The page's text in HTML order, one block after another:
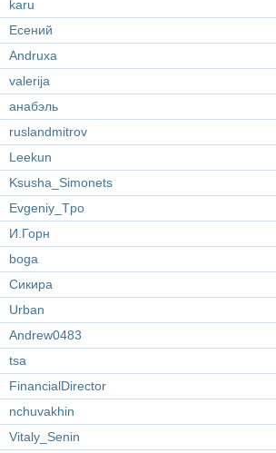
karu
Есений
Andruxa
valerija
анабэль
ruslandmitrov
Leekun
Ksusha_Simonets
Evgeniy_Tpo
И.Горн
boga
Сикира
Urban
Andrew0483
tsa
FinancialDirector
nchuvakhin
Vitaly_Senin